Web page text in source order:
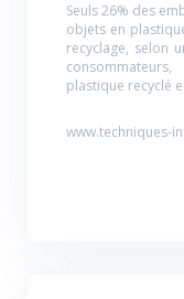
Seuls 26% des
objets en
recyclage, selon
plastique recyclé
www.techniques-